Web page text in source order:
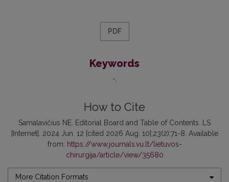
PDF
Keywords
-
How to Cite
Samalavičius NE. Editorial Board and Table of Contents. LS
[Internet]. 2024 Jun. 12 [cited 2026 Aug. 10];23(2):71-8. Available
from: https://www.journals.vu.lt/lietuvos-
chirurgija/article/view/35680
More Citation Formats